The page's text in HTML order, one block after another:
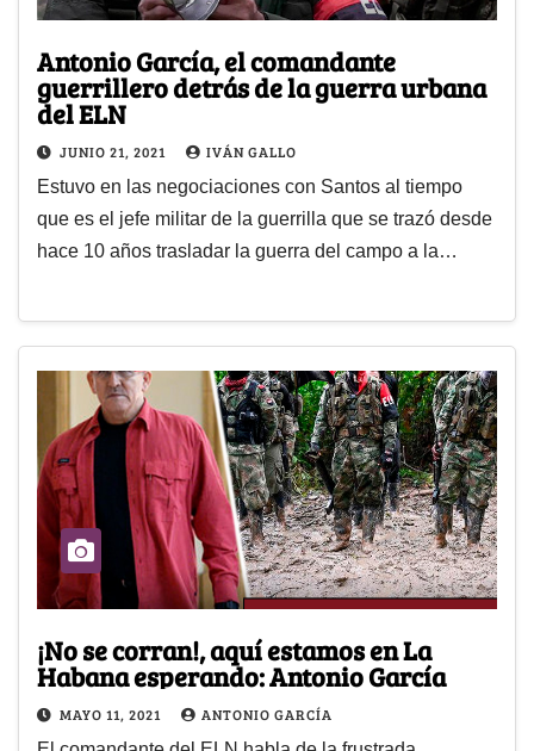
Antonio García, el comandante
guerrillero detrás de la guerra urbana
del ELN
JUNIO 21, 2021 IVÁN GALLO
Estuvo en las negociaciones con Santos al tiempo
que es el jefe militar de la guerrilla que se trazó desde
hace 10 años trasladar la guerra del campo a la…
¡No se corran!, aquí estamos en La
Habana esperando: Antonio García
MAYO 11, 2021 ANTONIO GARCÍA